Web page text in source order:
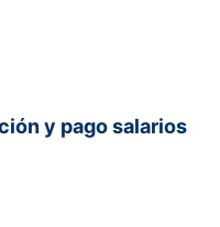
y pago salarios